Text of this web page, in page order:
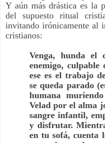
Y aún más drástica es la
del supuesto ritual
invitando irónicamente al
cristianos:
Venga, hunda el
enemigo,
ese es el trabajo
se queda parado
humana
Velad por el alma
sangre infantil,
y disfrutar.
en tu sofá, cuenta